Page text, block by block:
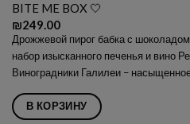
BITE ME BOX 🤍
₪249.00
Дрожжевой пирог бабка с
набор изысканного печенья и вино
Виноградники Галилеи –
В КОРЗИНУ